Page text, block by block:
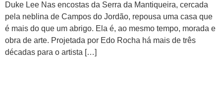
Duke Lee Nas encostas da Serra da Mantiqueira, cercada
pela neblina de Campos do Jordão, repousa uma casa que
é mais do que um abrigo. Ela é, ao mesmo tempo, morada e
obra de arte. Projetada por Edo Rocha há mais de três
décadas para o artista […]